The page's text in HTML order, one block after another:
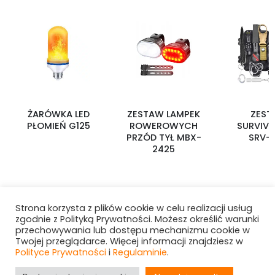
ŻARÓWKA LED
PŁOMIEŃ G125
ZESTAW LAMPEK
ROWEROWYCH
PRZÓD TYŁ MBX-
2425
SRV-
Strona korzysta z plików cookie w celu realizacji usług
zgodnie z Polityką Prywatności. Możesz określić warunki
przechowywania lub dostępu mechanizmu cookie w
Twojej przeglądarce. Więcej informacji znajdziesz w
Polityce Prywatności i Regulaminie.